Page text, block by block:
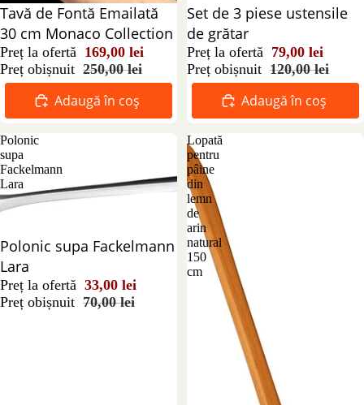
Reducere 32%
Tavă de Fontă Emailată
30 cm Monaco Collection
Preț la ofertă 169,00 lei
Preț obișnuit 250,00 lei
Adaugă în coș
Reducere 34%
Set de 3 piese ustensile
de grătar
Preț la ofertă 79,00 lei
Preț obișnuit 120,00 lei
Adaugă în coș
Polonic
supa
Fackelmann
Lara
Reducere 53%
Polonic supa Fackelmann
Lara
Preț la ofertă 33,00 lei
Preț obișnuit 70,00 lei
Lopată
pentru
pâine
din
lemn
de
arin
natural
150
cm